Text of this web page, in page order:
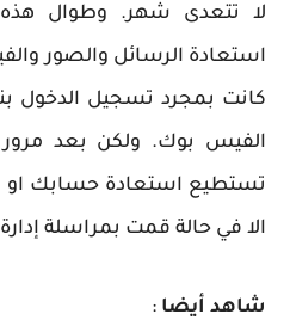
لا تتعدى شهر. وطوال
استعادة الرسائل والصور
كانت بمجرد تسجيل الدخول
الفيس بوك. ولكن بعد
تستطيع استعادة حسابك او
الا في حالة قمت بمراسلة
شاهد أيضا :